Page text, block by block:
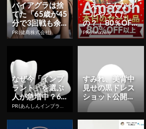
バイアグラは捨
てた「65歳が45
分で3回戦も余
裕」980円で朝
まで絶好調！
PR(健商株式会社)
「え、こんなセ
ールやってた
の？」80％OFF
以上が続々登
場！Amazonの本
PR(Amazon)
なぜ今「インプ
ラント」を選ぶ
人が急増中？65
歳以上の方は要
すみれ、美背中
見せの黒ドレス
ショット公開！
「美が眩しい」
「メチャ綺麗」 |